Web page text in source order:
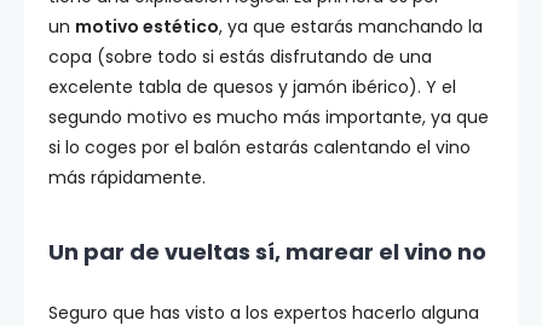
un motivo estético, ya que estarás manchando la
copa (sobre todo si estás disfrutando de una
excelente tabla de quesos y jamón ibérico). Y el
segundo motivo es mucho más importante, ya que
si lo coges por el balón estarás calentando el vino
más rápidamente.
Un par de vueltas sí, marear el vino no
Seguro que has visto a los expertos hacerlo alguna